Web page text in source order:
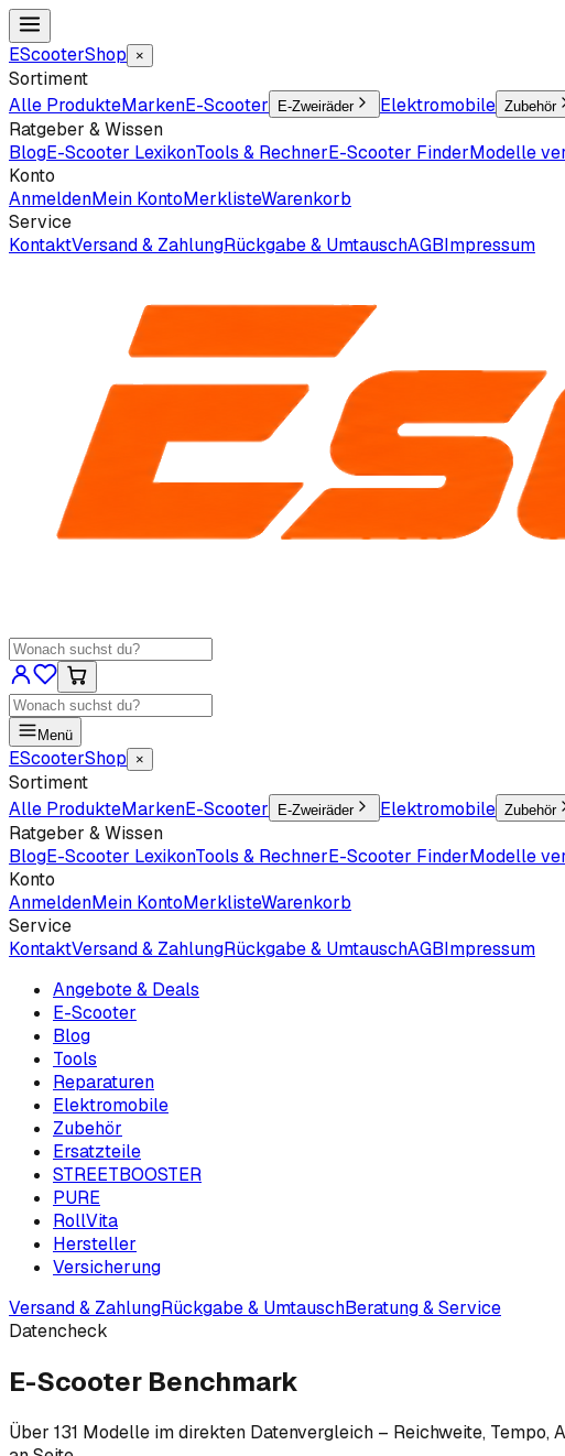
EScooterShop ×
Sortiment
Alle ProdukteMarkenE-Scooter E-Zweiräder Elektromobile Zubehör
Ratgeber & Wissen
BlogE-Scooter LexikonTools & RechnerE-Scooter FinderModelle
Konto
AnmeldenMein KontoMerklisteWarenkorb
Service
KontaktVersand & ZahlungRückgabe & UmtauschAGBImpressum
Menü
EScooterShop ×
Sortiment
Alle ProdukteMarkenE-Scooter E-Zweiräder Elektromobile Zubehör
Ratgeber & Wissen
BlogE-Scooter LexikonTools & RechnerE-Scooter FinderModelle
Konto
AnmeldenMein KontoMerklisteWarenkorb
Service
KontaktVersand & ZahlungRückgabe & UmtauschAGBImpressum
Angebote & Deals
E-Scooter
Blog
Tools
Reparaturen
Elektromobile
Zubehör
Ersatzteile
STREETBOOSTER
PURE
RollVita
Hersteller
Versicherung
Versand & ZahlungRückgabe & UmtauschBeratung & Service
Datencheck
E-Scooter Benchmark
Über 131 Modelle im direkten Datenvergleich – Reichweite,